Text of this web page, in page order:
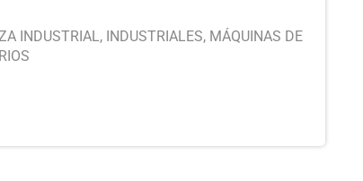
INDUSTRIAL, INDUSTRIALES, MÁQUINAS DE